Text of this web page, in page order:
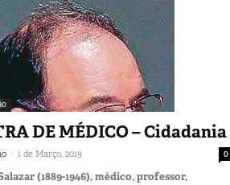
DE MÉDICO – Cidadania
- 1 de Março, 2019 0
(1889-1946), médico, professor,